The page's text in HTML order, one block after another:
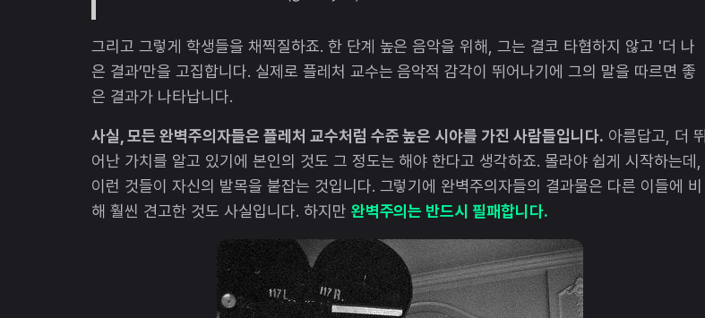
그리고 그렇게 학생들을 채찍질하죠. 한 단계 높은 음악을 위해, 그는 결코 타협하지 않고 '더 나
은 결과’만을 고집합니다. 실제로 플레처 교수는 음악적 감각이 뛰어나기에 그의 말을 따르면 좋
은 결과가 나타납니다.
사실, 모든 완벽주의자들은 플레처 교수처럼 수준 높은 시야를 가진 사람들입니다. 아름답고, 더 뛰
어난 가치를 알고 있기에 본인의 것도 그 정도는 해야 한다고 생각하죠. 몰라야 쉽게 시작하는데,
이런 것들이 자신의 발목을 붙잡는 것입니다. 그렇기에 완벽주의자들의 결과물은 다른 이들에 비
해 훨씬 견고한 것도 사실입니다. 하지만 완벽주의는 반드시 필패합니다.